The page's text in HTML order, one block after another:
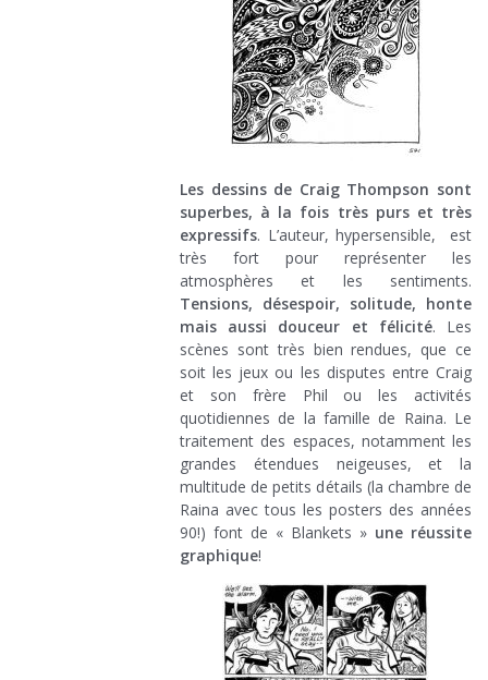
Les dessins de Craig Thompson sont
superbes, à la fois très purs et très
expressifs. L’auteur, hypersensible, est
très fort pour représenter les
atmosphères et les sentiments.
Tensions, désespoir, solitude, honte
mais aussi douceur et félicité. Les
scènes sont très bien rendues, que ce
soit les jeux ou les disputes entre Craig
et son frère Phil ou les activités
quotidiennes de la famille de Raina. Le
traitement des espaces, notamment les
grandes étendues neigeuses, et la
multitude de petits détails (la chambre de
Raina avec tous les posters des années
90!) font de « Blankets » une réussite
graphique!